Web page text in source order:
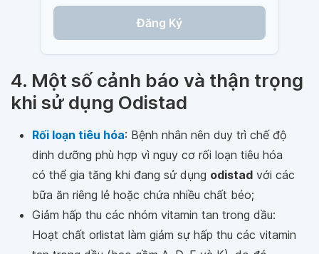
Đăng Ký
4. Một số cảnh báo và thận trọng
khi sử dụng Odistad
Rối loạn tiêu hóa: Bệnh nhân nên duy trì chế độ
dinh dưỡng phù hợp vì nguy cơ rối loạn tiêu hóa
có thể gia tăng khi đang sử dụng odistad với các
bữa ăn riêng lẻ hoặc chứa nhiều chất béo;
Giảm hấp thu các nhóm vitamin tan trong dầu:
Hoạt chất orlistat làm giảm sự hấp thu các vitamin